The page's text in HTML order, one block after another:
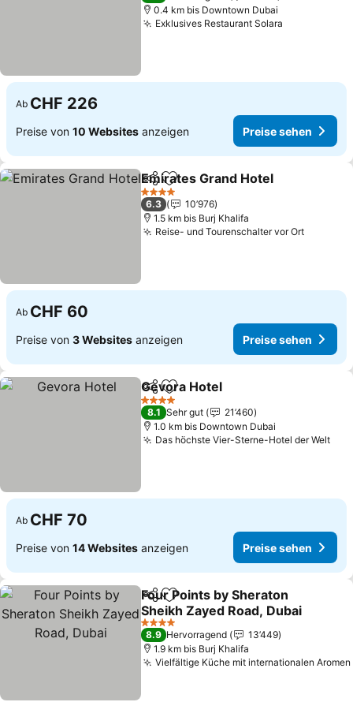
0.4 km bis Downtown Dubai
Exklusives Restaurant Solara
Ab CHF 226
Preise von 10 Websites anzeigen Preise sehen
TeilenZu Favoriten hinzufügen
Emirates Grand Hotel
4 Sterne
6.3
10’976
1.5 km bis Burj Khalifa
Reise- und Tourenschalter vor Ort
Ab CHF 60
Preise von 3 Websites anzeigen Preise sehen
TeilenZu Favoriten hinzufügen
Gevora Hotel
4 Sterne
8.1 Sehr gut
21’460
1.0 km bis Downtown Dubai
Das höchste Vier-Sterne-Hotel der Welt
Ab CHF 70
Preise von 14 Websites anzeigen Preise sehen
TeilenZu Favoriten hinzufügen
Four Points by Sheraton
Sheikh Zayed Road, Dubai
4 Sterne
8.9 Hervorragend
13’449
1.9 km bis Burj Khalifa
Vielfältige Küche mit internationalen Aromen